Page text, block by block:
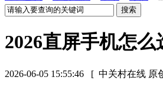
2026直屏手机怎
2026-06-05 15:55:46 [ 中关村在线 原